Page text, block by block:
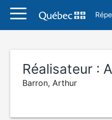
Réalisateur :
Barron, Arthur